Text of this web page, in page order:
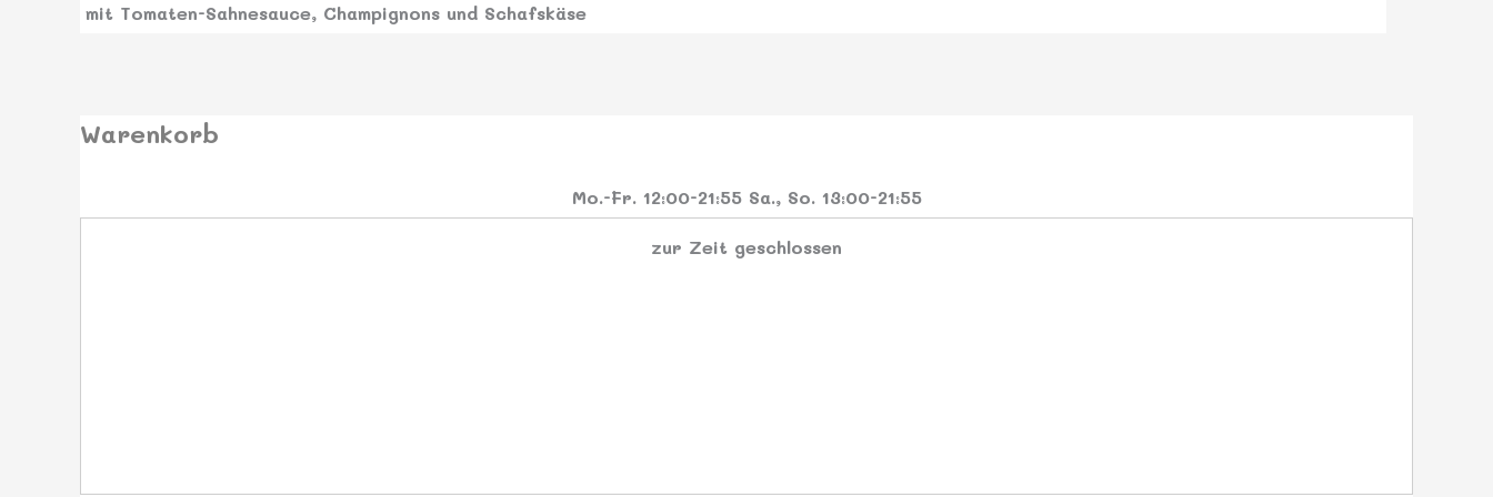
mit Tomaten-Sahnesauce, Champignons und Schafskäse
Warenkorb
Mo.-Fr. 12:00-21:55 Sa., So. 13:00-21:55
zur Zeit geschlossen